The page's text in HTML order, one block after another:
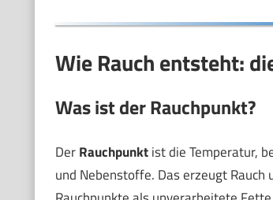
Wie Rauch entsteht:
Was ist der Rauchpunkt?
DerRauchpunktist die Temperatur,
und Nebenstoffe. Das erzeugt